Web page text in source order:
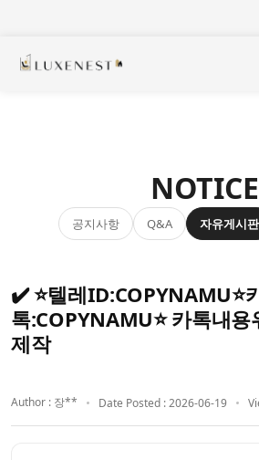
NOTICE
공지사항 Q&A 자유게시판
✔️ ⭐텔레ID:COPYNAMU⭐
톡:COPYNAMU⭐ 카톡내
제작
Author : 장** Date Posted : 2026-06-19